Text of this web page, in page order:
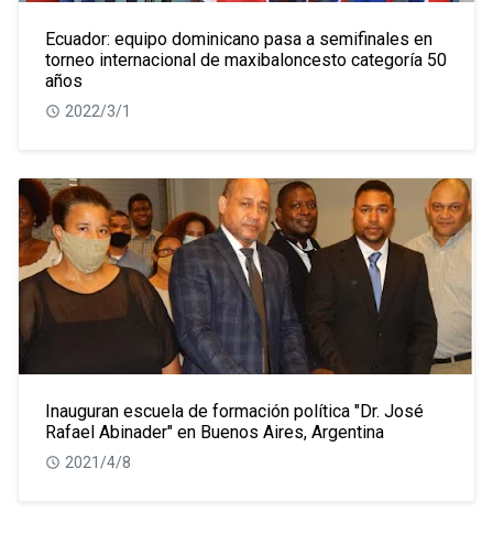
Ecuador: equipo dominicano pasa a semifinales en
torneo internacional de maxibaloncesto categoría 50
años
2022/3/1
Inauguran escuela de formación política "Dr. José
Rafael Abinader" en Buenos Aires, Argentina
2021/4/8